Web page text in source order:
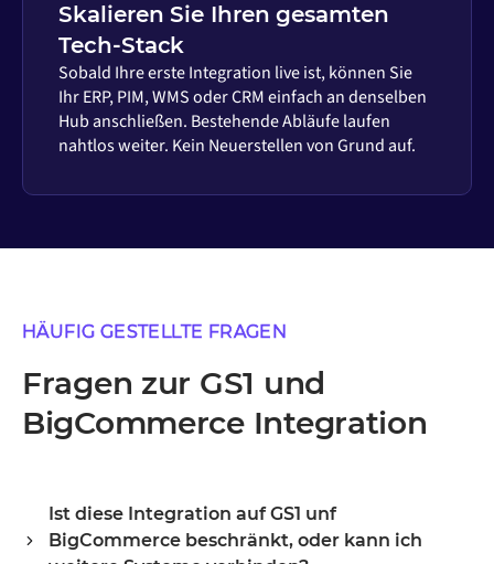
Skalieren Sie Ihren gesamten
Tech-Stack
Sobald Ihre erste Integration live ist, können Sie
Ihr ERP, PIM, WMS oder CRM einfach an denselben
Hub anschließen. Bestehende Abläufe laufen
nahtlos weiter. Kein Neuerstellen von Grund auf.
HÄUFIG GESTELLTE FRAGEN
Fragen zur GS1 und
BigCommerce Integration
Ist diese Integration auf GS1 unf
BigCommerce beschränkt, oder kann ich